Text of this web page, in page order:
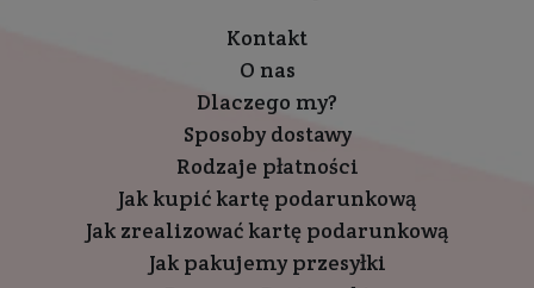
Kontakt
O nas
Dlaczego my?
Sposoby dostawy
Rodzaje płatności
Jak kupić kartę podarunkową
Jak zrealizować kartę podarunkową
Jak pakujemy przesyłki